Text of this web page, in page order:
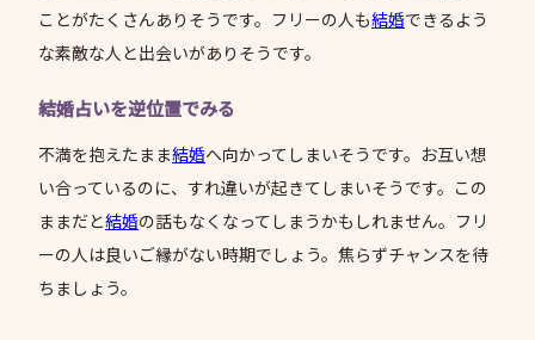
ことがたくさんありそうです。フリーの人も結婚できるよう
な素敵な人と出会いがありそうです。
結婚占いを逆位置でみる
不満を抱えたまま結婚へ向かってしまいそうです。お互い想
い合っているのに、すれ違いが起きてしまいそうです。この
ままだと結婚の話もなくなってしまうかもしれません。フリ
ーの人は良いご縁がない時期でしょう。焦らずチャンスを待
ちましょう。